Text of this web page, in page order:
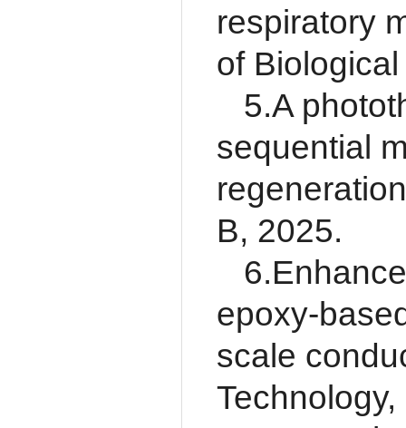
respiratory
of
5.A
sequential
B, 2025.
epoxy-
scale